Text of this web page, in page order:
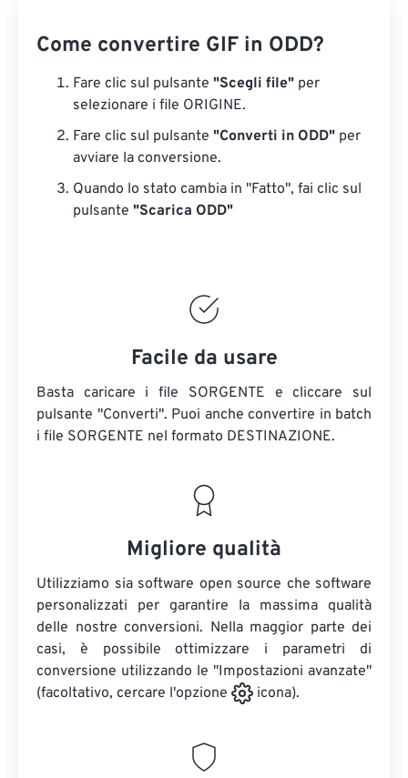
Come convertire GIF in ODD?
Fare clic sul pulsante "Scegli file" per
selezionare i file ORIGINE.
Fare clic sul pulsante "Converti in ODD" per
avviare la conversione.
Quando lo stato cambia in "Fatto", fai clic sul
pulsante "Scarica ODD"
Facile da usare
Basta caricare i file SORGENTE e cliccare sul
pulsante "Converti". Puoi anche convertire in batch
i file SORGENTE nel formato DESTINAZIONE.
Migliore qualità
Utilizziamo sia software open source che software
personalizzati per garantire la massima qualità
delle nostre conversioni. Nella maggior parte dei
casi, è possibile ottimizzare i parametri di
conversione utilizzando le "Impostazioni avanzate"
(facoltativo, cercare l'opzione
icona).